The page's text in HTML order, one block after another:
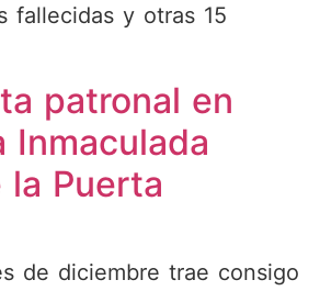
fallecidas y otras 15
patronal en
Inmaculada
la Puerta
de diciembre trae consigo